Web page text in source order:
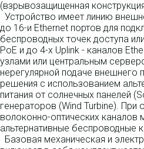
(взрывозащищенная
Устройство имеет линию
до 16-и Ethernet портов для
беспроводных точек доступа
PoE и до 4-х Uplink - каналов
узлами или центральным
нерегулярной подаче внешнего
решения с использованием
питания от солнечных панелей
генераторов (Wind Turbine). При
волоконно-оптических каналов
альтернативные беспроводные
Базовая механическая и